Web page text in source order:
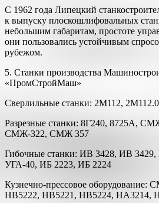
С 1962 года Липецкий
к выпуску плоскошлифовальных
небольшим габаритам, простоте
они пользовались устойчивым
рубежом.
5. Станки производства
«ПромСтройМаш»
Сверлильные станки: 2М112,
Разрезные станки: 8Г240, 8725А,
СМЖ-322, СМЖ 357
Гибочные станки: ИВ 3428, ИВ
УГА-40, ИБ 2223, ИБ 2224
Кузнечно-прессовое
НВ5222, НВ5221, НВ5224, НА3214,